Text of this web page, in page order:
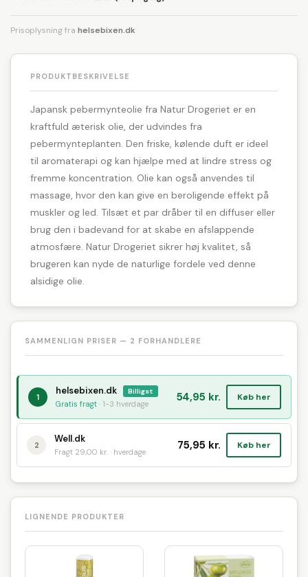
Prisoplysning fra helsebixen.dk
PRODUKTBESKRIVELSE
Japansk pebermynteolie fra Natur Drogeriet er en
kraftfuld æterisk olie, der udvindes fra
pebermynteplanten. Den friske, kølende duft er ideel
til aromaterapi og kan hjælpe med at lindre stress og
fremme koncentration. Olie kan også anvendes til
massage, hvor den kan give en beroligende effekt på
muskler og led. Tilsæt et par dråber til en diffuser eller
brug den i badevand for at skabe en afslappende
atmosfære. Natur Drogeriet sikrer høj kvalitet, så
brugeren kan nyde de naturlige fordele ved denne
alsidige olie.
SAMMENLIGN PRISER — 2 FORHANDLERE
1
helsebixen.dk Billigst
Gratis fragt · 1-3 hverdage 54,95 kr. Køb her
2
Well.dk
Fragt 29,00 kr. · hverdage 75,95 kr. Køb her
LIGNENDE PRODUKTER